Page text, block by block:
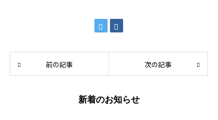
前の記事 次の記事
新着のお知らせ